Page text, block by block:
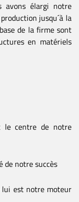
avons élargi notre
jusqu´à la
de la firme sont
en matériels
le centre de notre
de notre succès
lui est notre moteur